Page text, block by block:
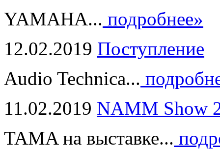
YAMAHA... подробнее»
12.02.2019 Поступление
Audio Technica...
11.02.2019 NAMM Show
TAMA на выставке...